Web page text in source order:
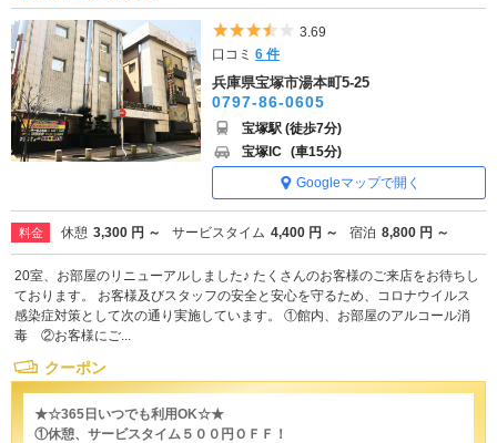
5つ星のうち3.5
3.69
口コミ6 件
兵庫県宝塚市湯本町5-25
0797-86-0605
宝塚駅 (徒歩7分)
宝塚IC (車15分)
Googleマップで開く
料金 休憩 3,300 円 ～ サービスタイム 4,400 円 ～ 宿泊 8,800 円 ～
20室、お部屋のリニューアルしました♪ たくさんのお客様のご来店をお待ちし
ております。 お客様及びスタッフの安全と安心を守るため、コロナウイルス
感染症対策として次の通り実施しています。 ①館内、お部屋のアルコール消
毒 ②お客様にご...
クーポン
★☆365日いつでも利用OK☆★
①休憩、サービスタイム５００円ＯＦＦ！